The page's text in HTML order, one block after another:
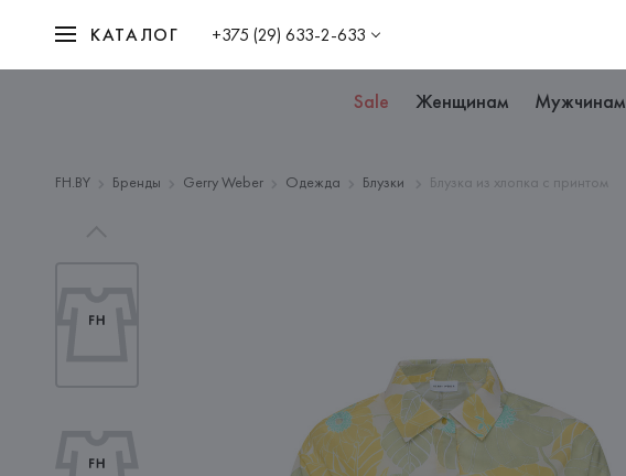
КАТАЛОГ +375 (29) 633-2-633
Sale Женщинам Мужчинам
FH.BY Бренды Gerry Weber Одежда Блузки Блузка из хлопка с принтом